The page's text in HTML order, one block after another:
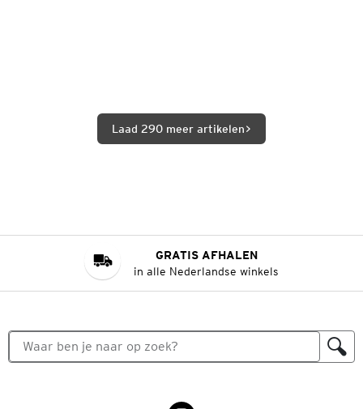
Laad 290 meer artikelen
GRATIS AFHALEN
in alle Nederlandse winkels